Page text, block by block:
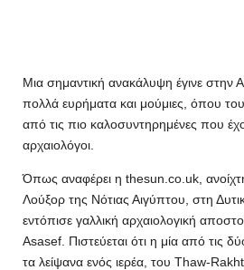
Μια σημαντική ανακάλυψη έγινε στην
πολλά ευρήματα και μούμιες, όπου
από τις πιο καλοσυντηρημένες που
αρχαιολόγοι.
Όπως αναφέρει η thesun.co.uk,
Λούξορ της Νότιας Αιγύπτου, στη
εντόπισε γαλλική αρχαιολογική
Asasef. Πιστεύεται ότι η μία από τις
τα λείψανα ενός ιερέα, του Thaw-